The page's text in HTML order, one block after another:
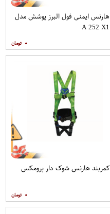
هارنس ایمنی فول البرز پوشش مدل
A 252 X1
۰
کمربند هارنس شوک دار پرومکس
۰